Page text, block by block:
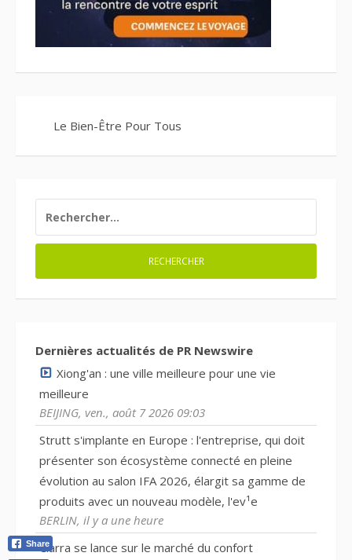
Le Bien-Être Pour Tous
Dernières actualités de PR Newswire
Xiong'an : une ville meilleure pour une vie
meilleure
BEIJING, ven., août 7 2026 09:03
Strutt s'implante en Europe : l'entreprise, qui doit
présenter son écosystème connecté en pleine
évolution au salon IFA 2026, élargit sa gamme de
produits avec un nouveau modèle, l'ev¹e
BERLIN, il y a une heure
Ciarra se lance sur le marché du confort
Share